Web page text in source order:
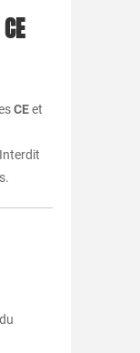
CEet